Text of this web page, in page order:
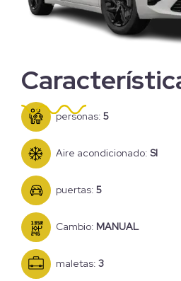
personas: 5
Aire acondicionado: SI
puertas: 5
Cambio: MANUAL
maletas: 3